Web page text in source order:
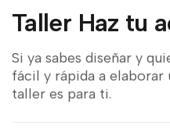
Taller Haz tu
Si ya sabes diseñar y
fácil y rápida a elaborar
taller es para ti.